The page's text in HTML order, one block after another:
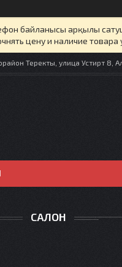
байланысы арқылы
цену и наличие
Теректы, улица Устирт 8,
САЛОН